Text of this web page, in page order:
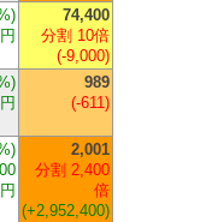
74,400
分割 10倍
(-9,000)
989
(-611)
円
2,001
分割 2,400
倍
(+2,952,400)